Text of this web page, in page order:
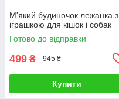
М'який будиночок лежанка з
іграшкою для кішок і собак
Готово до відправки
499 ₴ 945 ₴
Купити